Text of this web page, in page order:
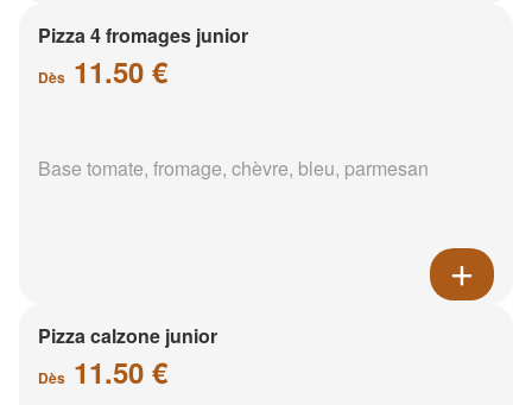
Pizza 4 fromages junior
Dès 11.50 €
Base tomate, fromage, chèvre, bleu, parmesan
Pizza calzone junior
Dès 11.50 €